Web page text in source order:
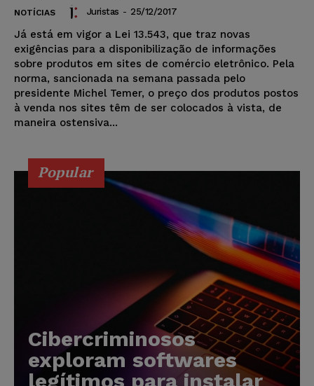
NOTÍCIAS Juristas - 25/12/2017
Já está em vigor a Lei 13.543, que traz novas
exigências para a disponibilização de informações
sobre produtos em sites de comércio eletrônico. Pela
norma, sancionada na semana passada pelo
presidente Michel Temer, o preço dos produtos postos
à venda nos sites têm de ser colocados à vista, de
maneira ostensiva...
Popular
Cibercriminosos
exploram softwares
legítimos para instalar